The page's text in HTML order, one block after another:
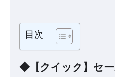
目次
◆【クイック】セ